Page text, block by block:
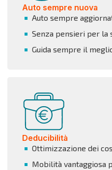
Auto sempre nuova
Auto sempre
Senza pensieri per la
Guida sempre il
Deducibilità
Ottimizzazione dei
Mobilità vantaggiosa